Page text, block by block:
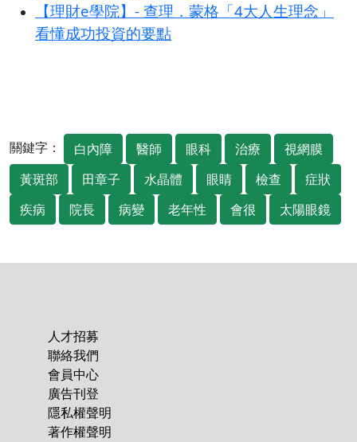
【理財e學院】- 查理．蒙格「4大人生理念」
看懂成功投資的要點
關鍵字： 白內障 醫師 眼科 治療
視網膜
黃斑部
田章子 水晶體 眼睛 檢查
症狀
疾病
院長 病變 老年性 會很 太陽眼鏡
人才招募
聯絡我們
會員中心
廣告刊登
隱私權聲明
著作權聲明